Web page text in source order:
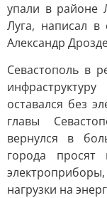
упали в районе
Луга, написал в
Александр
Севастополь в
оставался без
главы
вернулся в
города
нагрузки на